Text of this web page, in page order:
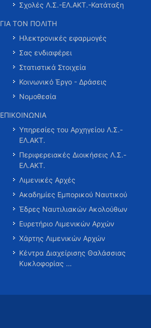
Σχολές Λ.Σ.-ΕΛ.ΑΚΤ.-Κατάταξη
ΓΙΑ ΤΟΝ ΠΟΛΙΤΗ
Ηλεκτρονικές εφαρμογές
Σας ενδιαφέρει
Στατιστικά Στοιχεία
Κοινωνικό Έργο - Δράσεις
Νομοθεσία
ΕΠΙΚΟΙΝΩΝΙΑ
Υπηρεσίες του Αρχηγείου Λ.Σ.-
ΕΛ.ΑΚΤ.
Περιφερειακές Διοικήσεις Λ.Σ.-
ΕΛ.ΑΚΤ.
Λιμενικές Αρχές
Ακαδημίες Εμπορικού Ναυτικού
Έδρες Ναυτιλιακών Ακολούθων
Ευρετήριο Λιμενικών Αρχών
Χάρτης Λιμενικών Αρχών
Κέντρα Διαχείρισης Θαλάσσιας
Κυκλοφορίας …